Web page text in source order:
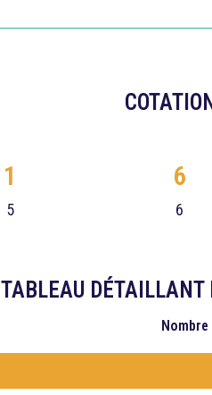
5
1
6
6
TABLEAU DÉTAILLANT